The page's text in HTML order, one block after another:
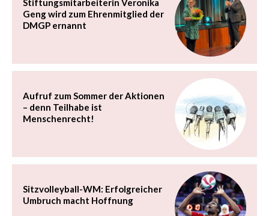
Stiftungsmitarbeiterin Veronika
Geng wird zum Ehrenmitglied der
DMGP ernannt
Aufruf zum Sommer der Aktionen
– denn Teilhabe ist
Menschenrecht!
Sitzvolleyball-WM: Erfolgreicher
Umbruch macht Hoffnung